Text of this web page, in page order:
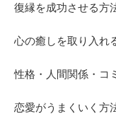
復縁を成功させる方
心の癒しを取り入れ
性格・人間関係・コ
恋愛がうまくいく方